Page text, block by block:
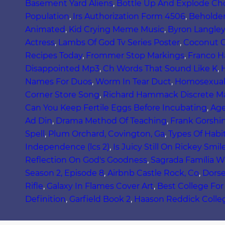
Basement Yard Aliens, Bottle Up And Explode
Population, Irs Authorization Form 4506,
Animated , Kid Crying Meme Music, Byron
Actress, Lambs Of God Tv Series Poster, Coconut
Recipes Today, Frommer Stop Markings, Franco
Disappointed Mp3, Ch Words That Sound Like K,
Names For Duos, Worm In Tear Duct,
Corner Store Song, Richard Hammack Discrete
Can You Keep Fertile Eggs Before Incubating,
Ad Din, Drama Method Of Teaching, Frank
Spell , Plum Orchard, Covington, Ga, Types Of
Independence (lcs 2), Is Juicy Still On Rickey
Reflection On God's Goodness, Sagrada Família
Season 2, Episode 8, Airbnb Castle Rock, Co,
Rifle, Galaxy In Flames Cover Art, Best College
Definition, Garfield Book 2, Haason Reddick